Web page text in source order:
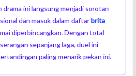
ini langsung menjadi sorotan
dan masuk dalam daftarbrita
diperbincangkan. Dengan total
sepanjang laga, duel ini
paling menarik pekan ini.